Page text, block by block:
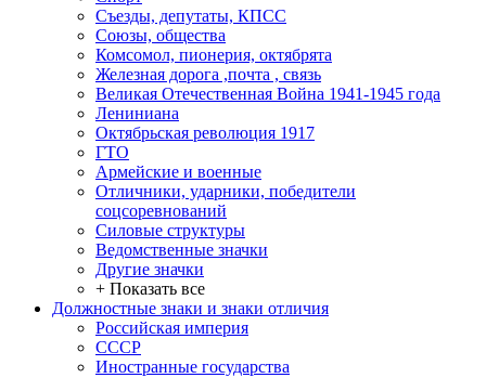
Съезды, депутаты, КПСС
Союзы, общества
Комсомол, пионерия, октябрята
Железная дорога ,почта , связь
Великая Отечественная Война 1941-1945 года
Лениниана
Октябрьская революция 1917
ГТО
Армейские и военные
Отличники, ударники, победители
соцсоревнований
Силовые структуры
Ведомственные значки
Другие значки
+ Показать все
Должностные знаки и знаки отличия
Российская империя
СССР
Иностранные государства